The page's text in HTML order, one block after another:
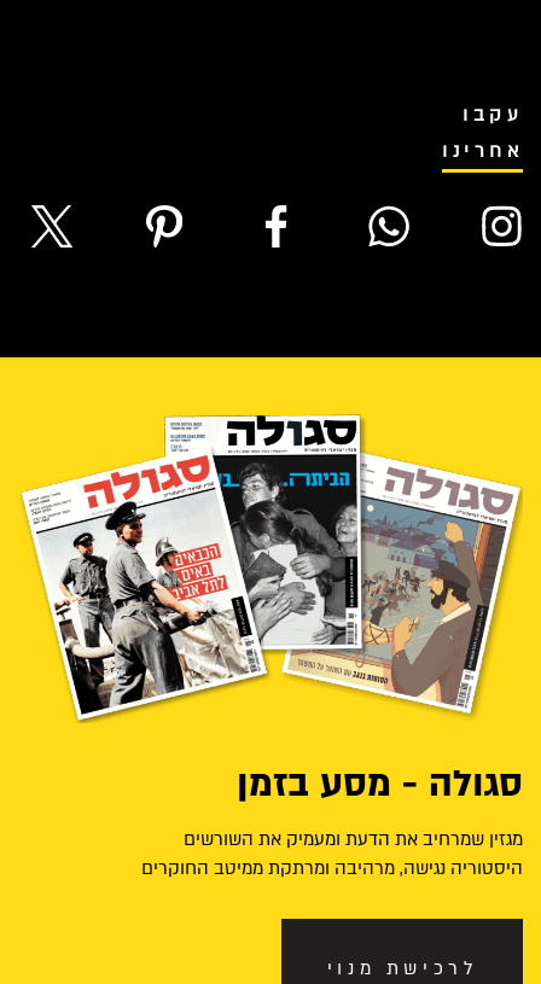
עקבו
אחרינו
סגולה - מסע בזמן
מגזין שמרחיב את הדעת ומעמיק את השורשים
היסטוריה נגישה, מרהיבה ומרתקת ממיטב החוקרים
לרכישת מנוי